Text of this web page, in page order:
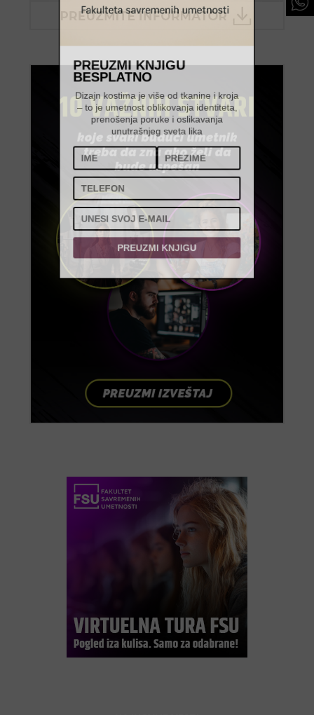
PREUZMI KNJIGU
BESPLATNO
Dizajn kostima je više od tkanine i kroja
– to je umetnost oblikovanja identiteta,
prenošenja poruke i oslikavanja
unutrašnjeg sveta lika
PREUZMI KNJIGU